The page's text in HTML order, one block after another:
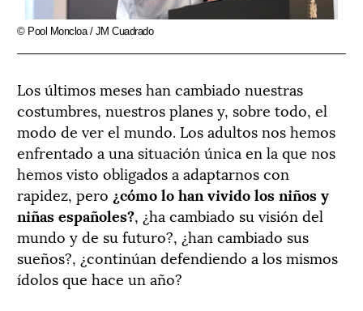
© Pool Moncloa / JM Cuadrado
Los últimos meses han cambiado nuestras
costumbres, nuestros planes y, sobre todo, el
modo de ver el mundo. Los adultos nos hemos
enfrentado a una situación única en la que nos
hemos visto obligados a adaptarnos con
rapidez, pero ¿cómo lo han vivido los niños y
niñas españoles?, ¿ha cambiado su visión del
mundo y de su futuro?, ¿han cambiado sus
sueños?, ¿continúan defendiendo a los mismos
ídolos que hace un año?